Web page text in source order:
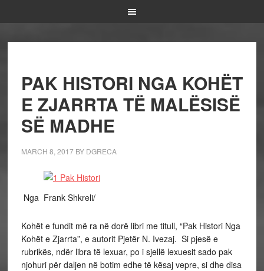
PAK HISTORI NGA KOHËT
E ZJARRTA TË MALËSISË
SË MADHE
MARCH 8, 2017BY DGRECA
Nga Frank Shkreli/
Kohët e fundit më ra në dorë libri me titull, “Pak Histori Nga
Kohët e Zjarrta”, e autorit Pjetër N. Ivezaj. Si pjesë e
rubrikës, ndër libra të lexuar, po i sjellë lexuesit sado pak
njohuri për daljen në botim edhe të kësaj vepre, si dhe disa